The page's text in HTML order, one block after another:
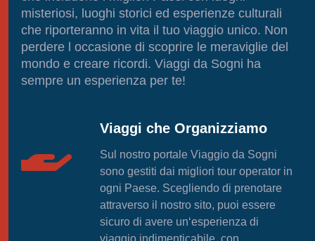
misteriosi, luoghi storici ed esperienze culturali
che riporteranno in vita il tuo viaggio unico. Non
perdere l occasione di scoprire le meraviglie del
mondo e creare ricordi. Viaggi da Sogni ha
sempre un esperienza per te!
Viaggi che Organizziamo
Sul nostro portale Viaggio da Sogni
sono gestiti dai migliori tour operator in
ogni Paese. Scegliendo di prenotare
attraverso il nostro sito, puoi essere
sicuro di avere un‘esperienza di